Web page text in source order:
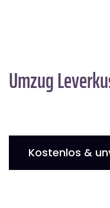
Umzug
Kostenlos &